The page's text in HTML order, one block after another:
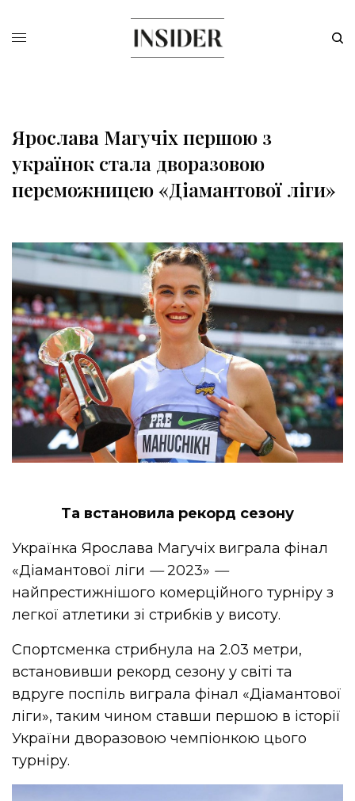
Ярослава Магучіх першою з
українок стала дворазовою
переможницею «Діамантової ліги»
Та встановила рекорд сезону
Українка Ярослава Магучіх виграла фінал
«Діамантової ліги —2023» —
найпрестижнішого комерційного турніру з
легкої атлетики зі стрибків у висоту.
Спортсменка стрибнула на 2.03 метри,
встановивши рекорд сезону у світі та
вдруге поспіль виграла фінал «Діамантової
ліги», таким чином ставши першою в історії
України дворазовою чемпіонкою цього
турніру.